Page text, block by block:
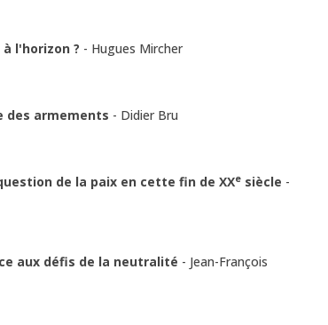
l'horizon ? - Hugues Mircher
des armements - Didier Bru
de la paix en cette fin de XXe siècle -
aux défis de la neutralité - Jean-François